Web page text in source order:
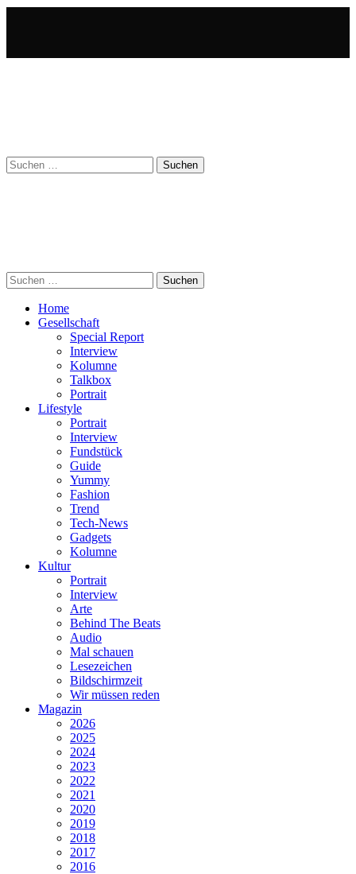
Suchen
nach:
Suchen
nach:
Home
Gesellschaft
Special Report
Interview
Kolumne
Talkbox
Portrait
Lifestyle
Portrait
Interview
Fundstück
Guide
Yummy
Fashion
Trend
Tech-News
Gadgets
Kolumne
Kultur
Portrait
Interview
Arte
Behind The Beats
Audio
Mal schauen
Lesezeichen
Bildschirmzeit
Wir müssen reden
Magazin
2026
2025
2024
2023
2022
2021
2020
2019
2018
2017
2016